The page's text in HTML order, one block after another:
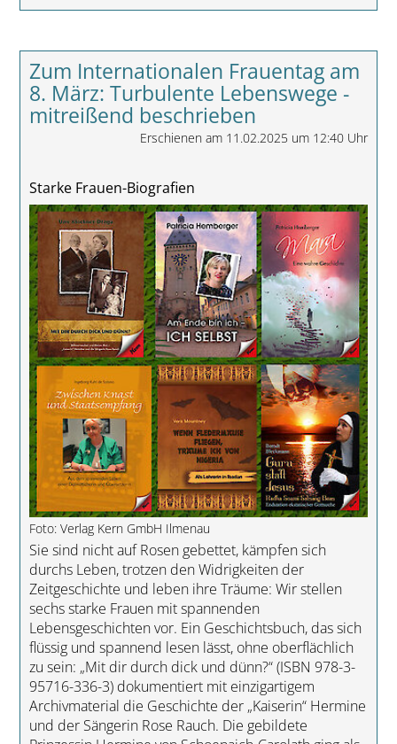
Zum Internationalen Frauentag am
8. März: Turbulente Lebenswege -
mitreißend beschrieben
Erschienen am 11.02.2025 um 12:40 Uhr
Starke Frauen-Biografien
Foto: Verlag Kern GmbH Ilmenau
Sie sind nicht auf Rosen gebettet, kämpfen sich
durchs Leben, trotzen den Widrigkeiten der
Zeitgeschichte und leben ihre Träume: Wir stellen
sechs starke Frauen mit spannenden
Lebensgeschichten vor. Ein Geschichtsbuch, das sich
flüssig und spannend lesen lässt, ohne oberflächlich
zu sein: „Mit dir durch dick und dünn?“ (ISBN 978-3-
95716-336-3) dokumentiert mit einzigartigem
Archivmaterial die Geschichte der „Kaiserin“ Hermine
und der Sängerin Rose Rauch. Die gebildete